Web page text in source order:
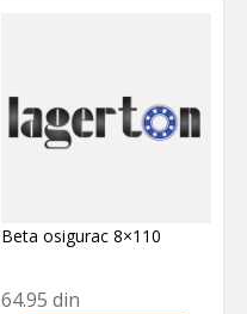
Beta osigurac 8×110
64.95din